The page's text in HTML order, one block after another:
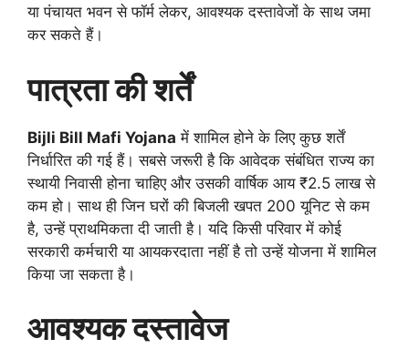
या पंचायत भवन से फॉर्म लेकर, आवश्यक दस्तावेजों के साथ जमा
कर सकते हैं।
पात्रता की शर्तें
Bijli Bill Mafi Yojana में शामिल होने के लिए कुछ शर्तें
निर्धारित की गई हैं। सबसे जरूरी है कि आवेदक संबंधित राज्य का
स्थायी निवासी होना चाहिए और उसकी वार्षिक आय ₹2.5 लाख से
कम हो। साथ ही जिन घरों की बिजली खपत 200 यूनिट से कम
है, उन्हें प्राथमिकता दी जाती है। यदि किसी परिवार में कोई
सरकारी कर्मचारी या आयकरदाता नहीं है तो उन्हें योजना में शामिल
किया जा सकता है।
आवश्यक दस्तावेज